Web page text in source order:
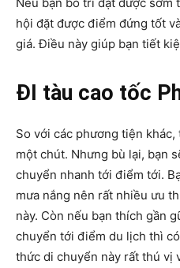
hội đặt được điểm đứng tốt
giá. Điều này giúp bạn tiết
ĐI tàu cao tốc
So với các phương tiện
một chút. Nhưng bù lại, bạn
chuyển nhanh tới điểm tới.
mưa nắng nên rất nhiều ưu
này. Còn nếu bạn thích gần
chuyển tới điểm du lịch thì
thức di chuyển này rất thú vị